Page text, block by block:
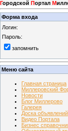
Городской Портал М
Форма входа
Логин:
Пароль:
запомнить
Меню сайта
Главная страница
Миллеровский
Новости
Блог Миллерово
Галерея
Доска объявлений
Видео Портала
Бизнес